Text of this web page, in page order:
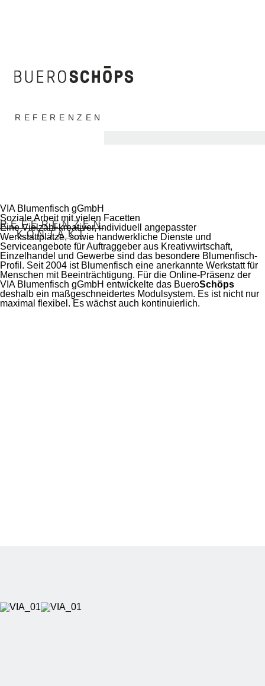
REFERENZEN
REFERENZEN
KONTAKT
VIA Blumenfisch gGmbH
Soziale Arbeit mit vielen Facetten
Eine Vielzahl kreativer, individuell angepasster
Werkstattplätze, sowie handwerkliche Dienste und
Serviceangebote für Auftraggeber aus Kreativwirtschaft,
Einzelhandel und Gewerbe sind das besondere Blumenfisch-
Profil. Seit 2004 ist Blumenfisch eine anerkannte Werkstatt für
Menschen mit Beeinträchtigung. Für die Online-Präsenz der
VIA Blumenfisch gGmbH entwickelte das BueroSchöps
deshalb ein maßgeschneidertes Modulsystem. Es ist nicht nur
maximal flexibel. Es wächst auch kontinuierlich.